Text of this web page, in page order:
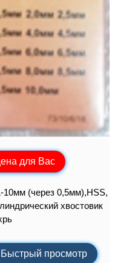
для Вас
10мм (через 0,5мм),HSS,
хвостовик
Быстрый просмотр